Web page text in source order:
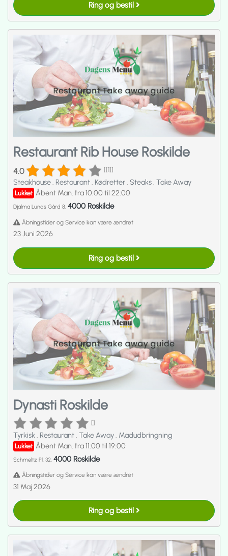
Ring og bestil
Restaurant Rib House Roskilde
4.0 [[1]]
Steakhouse. Restaurant. Kødretter. Steaks. Take Away
Lukket Åbent Man. fra 10:00 til 22:00
Djalma Lunds Gård 8, 4000 Roskilde
Åbningstider og Service kan være ændret
23 Juni 2026
Ring og bestil
Dynasti Roskilde
[]
Tyrkisk. Restaurant. Take Away. Madudbringning
Lukket Åbent Man. fra 11:00 til 19:00
Schmeltz Pl. 32, 4000 Roskilde
Åbningstider og Service kan være ændret
31 Maj 2026
Ring og bestil